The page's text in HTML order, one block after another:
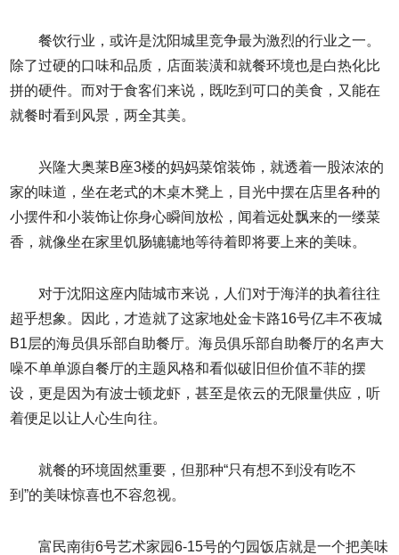
餐饮行业，或许是沈阳城里竞争最为激烈的行业之一。
除了过硬的口味和品质，店面装潢和就餐环境也是白热化比
拼的硬件。而对于食客们来说，既吃到可口的美食，又能在
就餐时看到风景，两全其美。
兴隆大奥莱B座3楼的妈妈菜馆装饰，就透着一股浓浓的
家的味道，坐在老式的木桌木凳上，目光中摆在店里各种的
小摆件和小装饰让你身心瞬间放松，闻着远处飘来的一缕菜
香，就像坐在家里饥肠辘辘地等待着即将要上来的美味。
对于沈阳这座内陆城市来说，人们对于海洋的执着往往
超乎想象。因此，才造就了这家地处金卡路16号亿丰不夜城
B1层的海员俱乐部自助餐厅。海员俱乐部自助餐厅的名声大
噪不单单源自餐厅的主题风格和看似破旧但价值不菲的摆
设，更是因为有波士顿龙虾，甚至是依云的无限量供应，听
着便足以让人心生向往。
就餐的环境固然重要，但那种“只有想不到没有吃不
到”的美味惊喜也不容忽视。
富民南街6号艺术家园6-15号的勺园饭店就是一个把美味